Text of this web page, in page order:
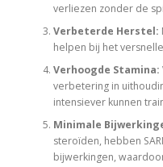
verliezen zonder de
Verbeterde Herstel:
helpen bij het
Verhoogde Stamina:
verbetering in
intensiever kunnen
Minimale
steroïden, hebben
bijwerkingen,